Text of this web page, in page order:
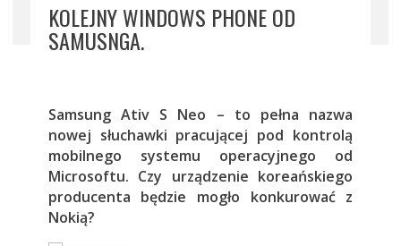
KOLEJNY WINDOWS PHONE OD
SAMUSNGA.
Samsung Ativ S Neo – to pełna nazwa
nowej słuchawki pracującej pod kontrolą
mobilnego systemu operacyjnego od
Microsoftu. Czy urządzenie koreańskiego
producenta będzie mogło konkurować z
Nokią?